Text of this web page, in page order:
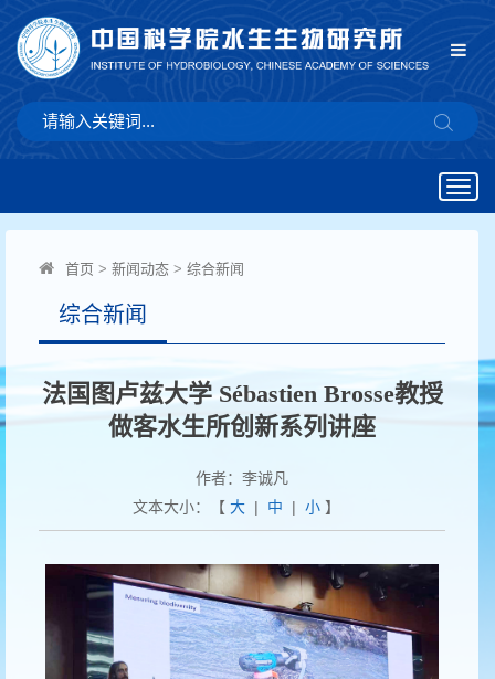
首页 > 新闻动态 > 综合新闻
综合新闻
法国图卢兹大学 Sébastien Brosse教授
做客水生所创新系列讲座
作者：李诚凡
文本大小：【 大| 中 | 小】